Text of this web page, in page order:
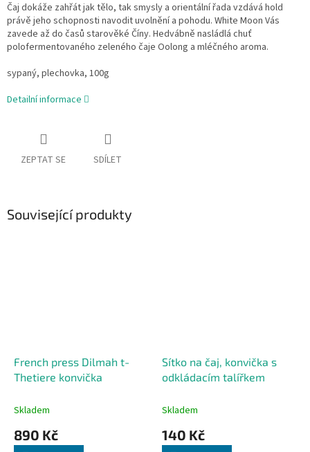
Čaj dokáže zahřát jak tělo, tak smysly a orientální řada vzdává hold
právě jeho schopnosti navodit uvolnění a pohodu. White Moon Vás
zavede až do časů starověké Číny. Hedvábně nasládlá chuť
polofermentovaného zeleného čaje Oolong a mléčného aroma.
sypaný, plechovka, 100g
Detailní informace
ZEPTAT SE SDÍLET
Související produkty
French press Dilmah t-
Thetiere konvička
Skladem
890 Kč
Sítko na čaj, konvička s
odkládacím talířkem
Skladem
140 Kč